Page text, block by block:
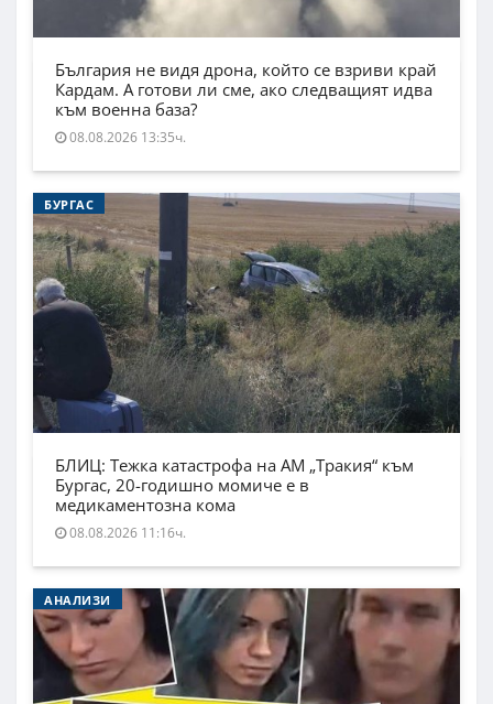
България не видя дрона, който се взриви край
Кардам. А готови ли сме, ако следващият идва
към военна база?
08.08.2026 13:35ч.
БУРГАС
БЛИЦ: Тежка катастрофа на АМ „Тракия“ към
Бургас, 20-годишно момиче е в
медикаментозна кома
08.08.2026 11:16ч.
АНАЛИЗИ